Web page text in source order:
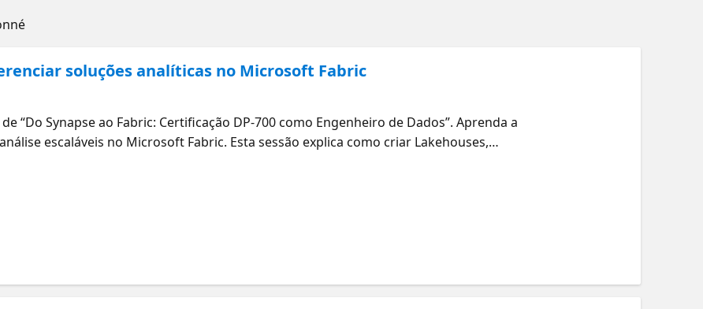
soluções analíticas no Microsoft Fabric
“Do Synapse ao Fabric: Certificação DP-700 como Engenheiro de Dados”. Aprenda a
escaláveis ​​no Microsoft Fabric. Esta sessão explica como criar Lakehouses,